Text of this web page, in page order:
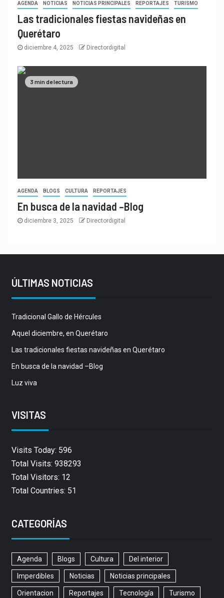
AGENDA NOTICIAS NOTICIAS PRINCIPALES REPORTAJES TURISMO
Las tradicionales fiestas navideñas en
Querétaro
diciembre 4, 2025 Directordigital
3 min de lectura
AGENDA BLOGS CULTURA REPORTAJES
En busca de la navidad –Blog
diciembre 3, 2025 Directordigital
ÚLTIMAS NOTICIAS
Tradicional Gallo de Hércules
Aquel diciembre, en Querétaro
Las tradicionales fiestas navideñas en Querétaro
En busca de la navidad –Blog
Luz viva
VISITAS
Visits Today: 596
Total Visits: 938293
Total Visitors: 12
Total Countries: 51
CATEGORÍAS
Agenda Blogs Cultura Del interior
Imperdibles Noticias Noticias principales
Orientacion Reportajes Tecnología Turismo